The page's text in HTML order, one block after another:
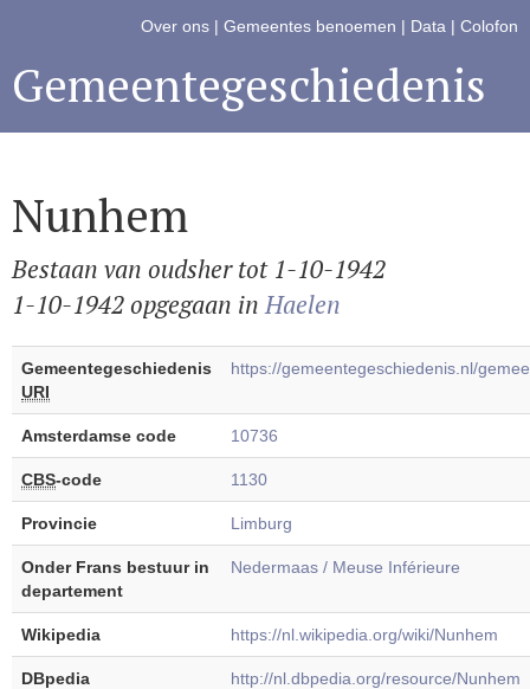
Over ons | Gemeentes benoemen | Data | Colofon
Gemeentegeschiedenis
Nunhem
Bestaan van oudsher tot 1-10-1942
1-10-1942 opgegaan inHaelen
Gemeentegeschiedenis
URI
https://gemeentegeschiedenis.nl/
Amsterdamse code 10736
CBS-code 1130
Provincie Limburg
Onder Frans bestuur in
departement
Nedermaas / Meuse Inférieure
Wikipedia https://nl.wikipedia.org/wiki/Nunhem
DBpedia http://nl.dbpedia.org/resource/Nunhem